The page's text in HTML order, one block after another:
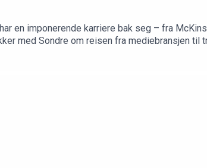
en imponerende karriere bak seg – fra
med Sondre om reisen fra mediebransjen til
å drive vekst i et marked i stadig
befolkning, og hvilke trender som